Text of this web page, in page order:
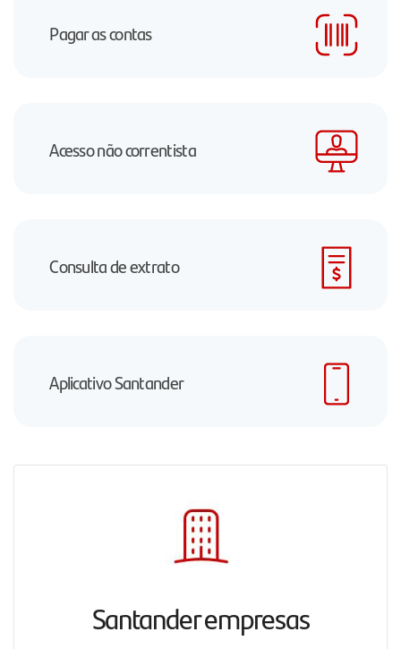
Pagar as contas
Acesso não correntista
Consulta de extrato
Aplicativo Santander
Santander empresas